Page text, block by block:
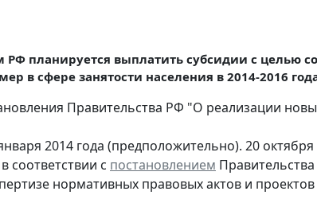
планируется выплатить субсидии с целью
в сфере занятости населения в 2014-2016
Правительства РФ "О реализации
2014 года (предположительно). 20
соответствии с постановлением
нормативных правовых актов и